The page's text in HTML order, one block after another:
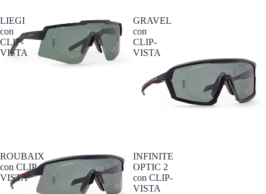
LIEGI
con
CLIP-
VISTA
GRAVEL
con
CLIP-
VISTA
ROUBAIX
con CLIP-
VISTA
INFINITE
OPTIC 2
con CLIP-
VISTA